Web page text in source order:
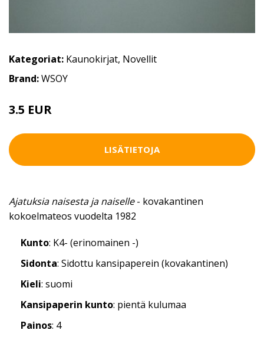
Kategoriat: Kaunokirjat, Novellit
Brand:WSOY
3.5 EUR
LISÄTIETOJA
Ajatuksia naisesta ja naiselle- kovakantinen
kokoelmateos vuodelta 1982
Kunto: K4- (erinomainen -)
Sidonta: Sidottu kansipaperein (kovakantinen)
Kieli: suomi
Kansipaperin kunto: pientä kulumaa
Painos: 4